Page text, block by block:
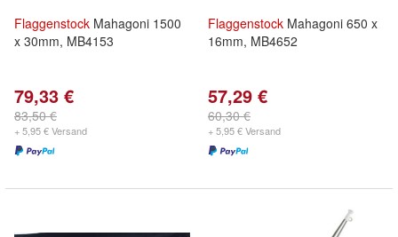
Flaggenstock Mahagoni 1500
x 30mm, MB4153
79,33 €
83,50 €
+ 5,95 € Versand
Flaggenstock Mahagoni 650 x
16mm, MB4652
57,29 €
60,30 €
+ 5,95 € Versand